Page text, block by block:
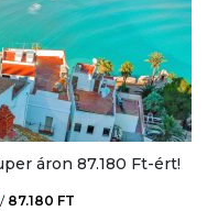
áron 87.180 Ft-ért!
/ 87.180 FT